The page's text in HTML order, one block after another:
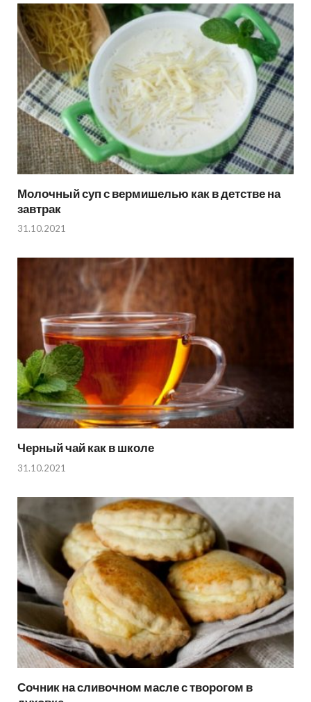
Молочный суп с вермишелью как в детстве на
завтрак
31.10.2021
Черный чай как в школе
31.10.2021
Сочник на сливочном масле с творогом в